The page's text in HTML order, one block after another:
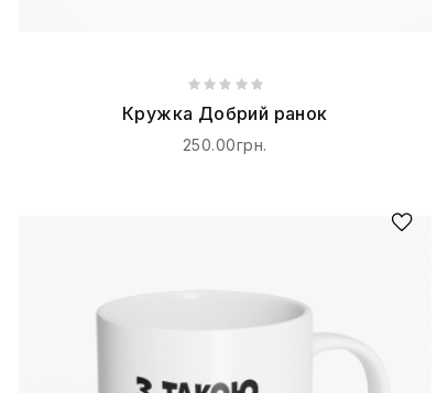
Кружка Добрий ранок
250.00грн.